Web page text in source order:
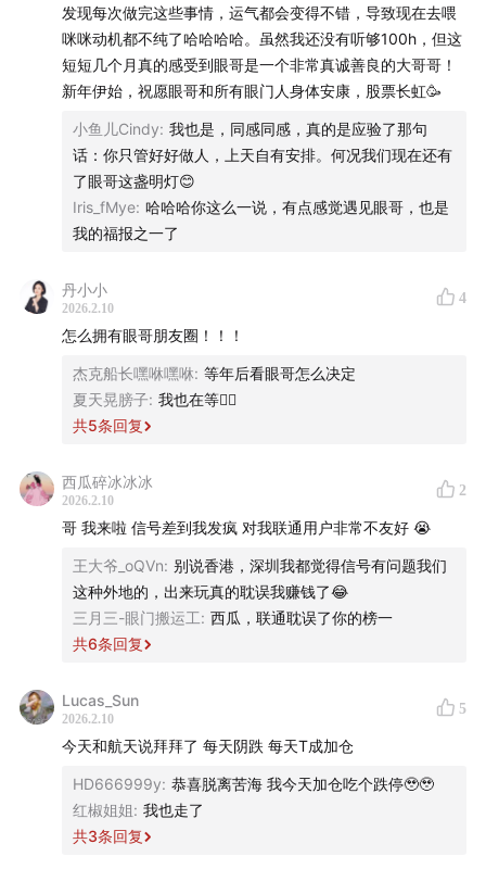
发现每次做完这些事情，运气都会变得不错，导致现在去喂
咪咪动机都不纯了哈哈哈哈。虽然我还没有听够100h，但这
短短几个月真的感受到眼哥是一个非常真诚善良的大哥哥！
新年伊始，祝愿眼哥和所有眼门人身体安康，股票长虹🥳
小鱼儿Cindy: 我也是，同感同感，真的是应验了那句
话：你只管好好做人，上天自有安排。何况我们现在还有
了眼哥这盏明灯😊
Iris_fMye: 哈哈哈你这么一说，有点感觉遇见眼哥，也是
我的福报之一了
丹小小
2026.2.10
4
怎么拥有眼哥朋友圈！！！
杰克船长嘿咻嘿咻: 等年后看眼哥怎么决定
夏天晃膀子: 我也在等😶‍🌫️
共5条回复
西瓜碎冰冰冰
2026.2.10
2
哥 我来啦 信号差到我发疯 对我联通用户非常不友好 😭
王大爷_oQVn: 别说香港，深圳我都觉得信号有问题我们
这种外地的，出来玩真的耽误我赚钱了😂
三月三-眼门搬运工: 西瓜，联通耽误了你的榜一
共6条回复
Lucas_Sun
2026.2.10
5
今天和航天说拜拜了 每天阴跌 每天T成加仓
HD666999y: 恭喜脱离苦海 我今天加仓吃个跌停🥹🥹
红椒姐姐: 我也走了
共3条回复